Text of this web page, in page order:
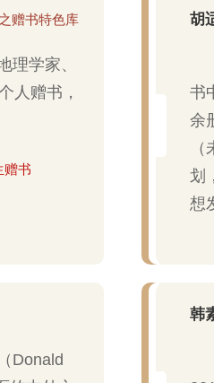
赠书特色库
理学家、
人赠书，
书
胡
书
余
划
想
Donald
韩